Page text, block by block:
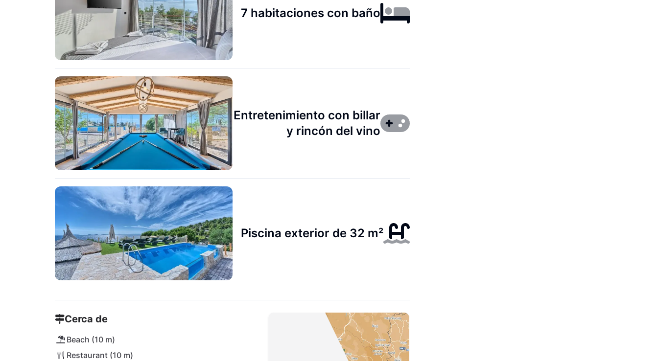
7 habitaciones con baño
Entretenimiento con billar
y rincón del vino
Piscina exterior de 32 m²
Cerca de
Beach (10 m)
Restaurant (10 m)